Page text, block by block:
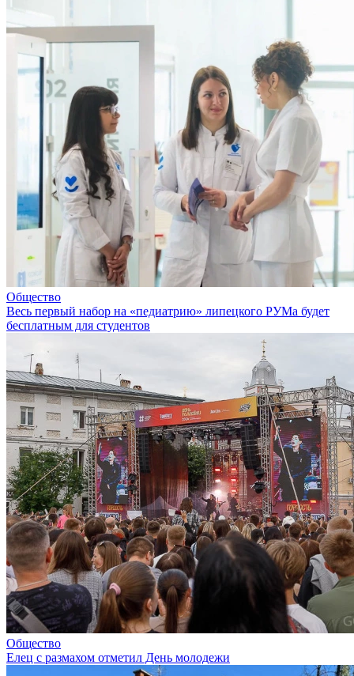
Общество
Весь первый набор на «педиатрию» липецкого РУМа будет
бесплатным для студентов
Общество
Елец с размахом отметил День молодежи